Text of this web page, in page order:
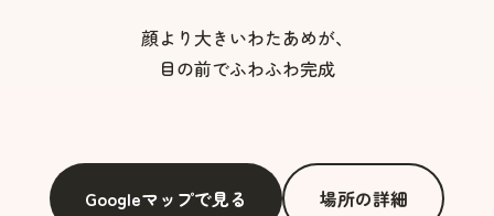
顔より大きいわたあめが、
目の前でふわふわ完成
Googleマップで見る 場所の詳細